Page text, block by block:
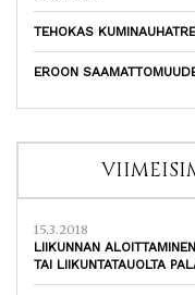
TEHOKAS
EROON
15.3.2018
LIIKUNNAN
TAI LIIKUNTATAUOLTA